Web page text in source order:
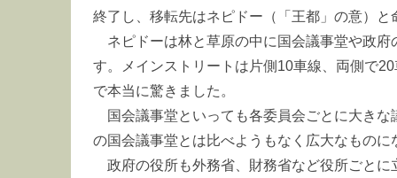
終了し、移転先はネピドー（「王都」の意）と
ネピドーは林と草原の中に国会議事堂や政
す。メインストリートは片側10車線、両側で
で本当に驚きました。
国会議事堂といっても各委員会ごとに大き
の国会議事堂とは比べようもなく広大なものに
政府の役所も外務省、財務省など役所ごと